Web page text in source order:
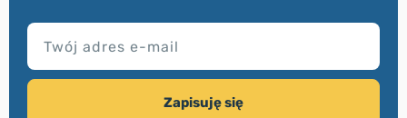
Zapisuję się